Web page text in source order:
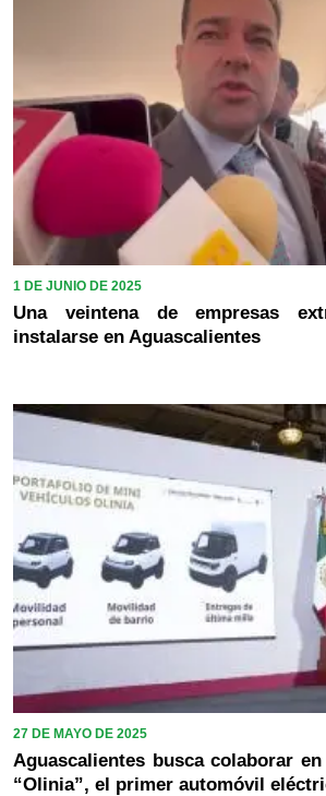
1 DE JUNIO DE 2025
Una veintena de empresas
instalarse en Aguascalientes
27 DE MAYO DE 2025
Aguascalientes busca colaborar
“Olinia”, el primer automóvil